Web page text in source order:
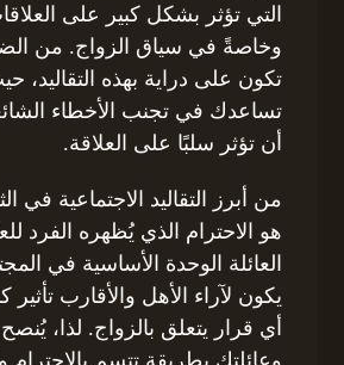
التي تؤثر بشكل كبير على
وخاصةً في سياق الزواج. من
تكون على دراية بهذه التقاليد،
تساعدك في تجنب الأخطاء
أن تؤثر سلبًا على العلاقة.
من أبرز التقاليد الاجتماعية في
هو الاحترام الذي يُظهره الفرد
العائلة الوحدة الأساسية في
يكون لآراء الأهل والأقارب تأثير
أي قرار يتعلق بالزواج. لذا،
وعائلتك بطريقة تتسم بالاحترام